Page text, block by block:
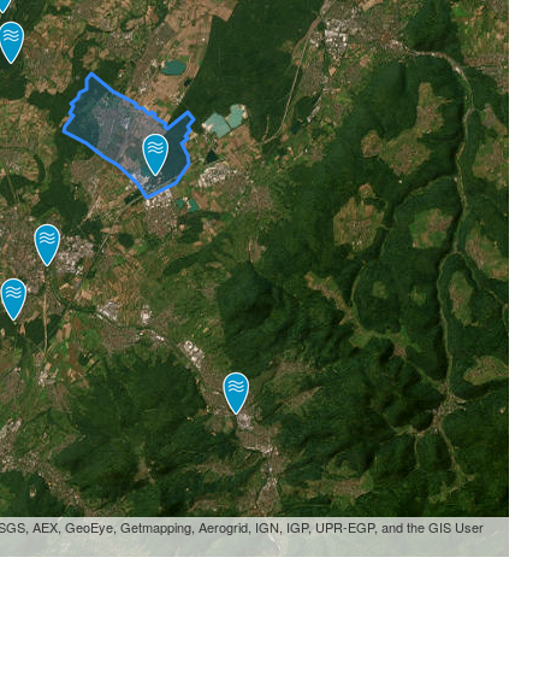
AEX, GeoEye, Getmapping, Aerogrid, IGN, IGP, UPR-EGP, and the GIS User